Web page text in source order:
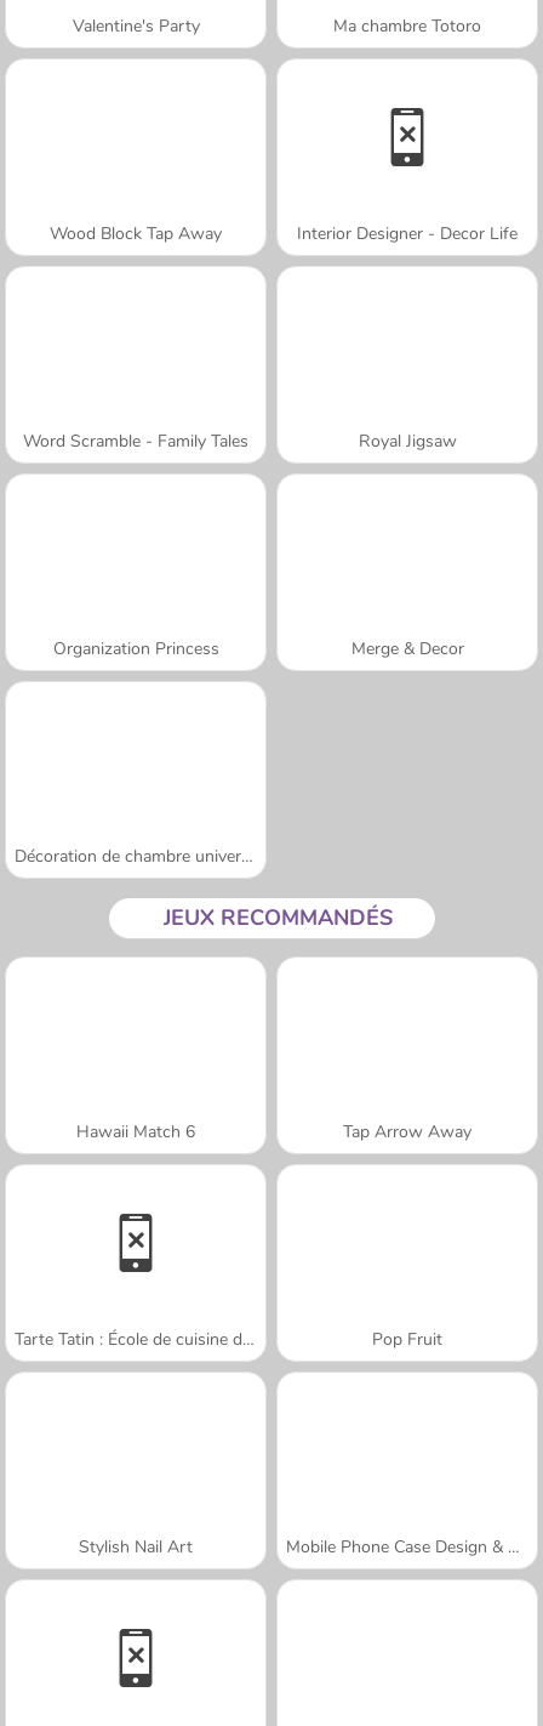
Valentine's Party Ma chambre Totoro
Wood Block Tap Away Interior Designer - Decor Life
Word Scramble - Family Tales Royal Jigsaw
Organization Princess Merge & Decor
Décoration de chambre universitaire
JEUX RECOMMANDÉS
Hawaii Match 6 Tap Arrow Away
Tarte Tatin : École de cuisine de Sara Pop Fruit
Stylish Nail Art Mobile Phone Case Design & DIY